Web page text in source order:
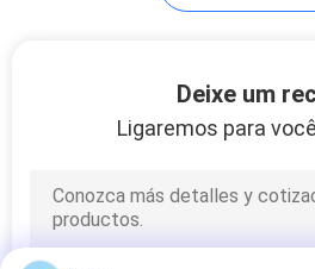
Grupo de
diesel de
Deixe um
Ligaremos para